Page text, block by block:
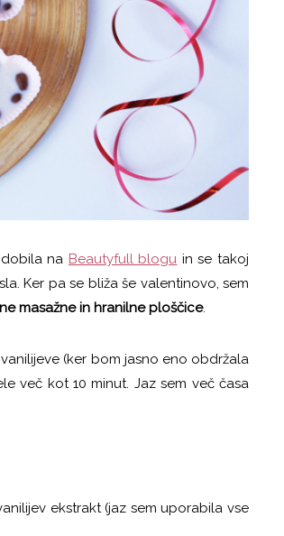
na Beautyfull blogu in se takoj
Ker pa se bliža še valentinovo, sem
masažne in hranilne ploščice.
(ker bom jasno eno obdržala
več kot 10 minut. Jaz sem več časa
ekstrakt (jaz sem uporabila vse